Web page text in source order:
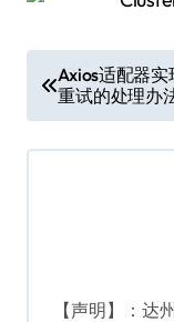
章
导
Axios适配器实
重试的处理办
【声明】：达